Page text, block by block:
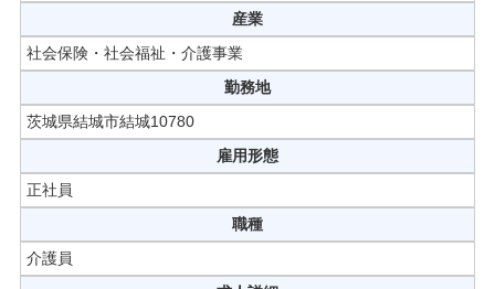
産業
社会保険・社会福祉・介護事業
勤務地
茨城県結城市結城10780
雇用形態
正社員
職種
介護員